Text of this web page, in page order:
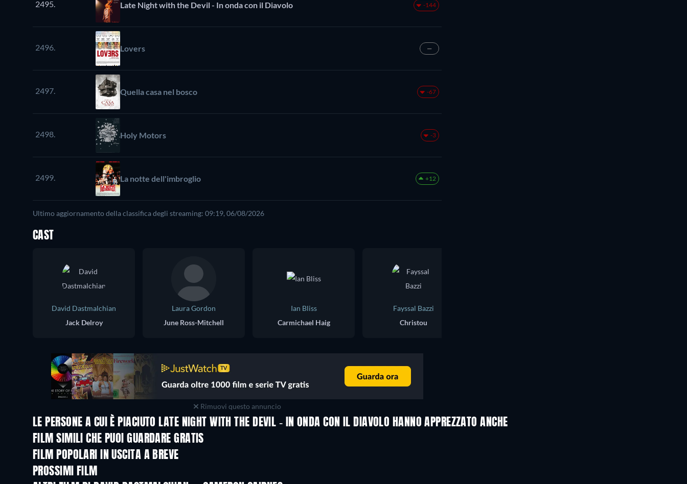
2495. Late Night with the Devil - In onda con il Diavolo -144
2496. Lovers —
2497. Quella casa nel bosco -67
2498. Holy Motors -3
2499. La notte dell'imbroglio +12
Ultimo aggiornamento della classifica degli streaming: 09:19, 06/08/2026
CAST
David Dastmalchian
Jack Delroy
Laura Gordon
June Ross-Mitchell
Ian Bliss
Carmichael Haig
Fayssal Bazzi
Christou
Rimuovi questo annuncio
LE PERSONE A CUI È PIACIUTO LATE NIGHT WITH THE DEVIL - IN ONDA CON IL DIAVOLO HANNO APPREZZATO ANCHE
FILM SIMILI CHE PUOI GUARDARE GRATIS
FILM POPOLARI IN USCITA A BREVE
PROSSIMI FILM